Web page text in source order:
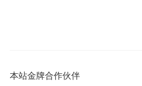
本站金牌合作伙伴